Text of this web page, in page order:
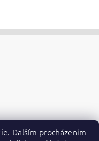
Dalším procházením